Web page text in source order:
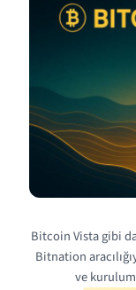
Bitcoin Vista gibi
Bitnation
ve